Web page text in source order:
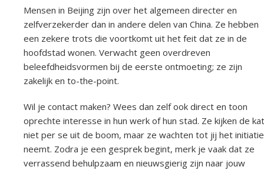
Mensen in Beijing zijn over het algemeen directer en
zelfverzekerder dan in andere delen van China. Ze hebben
een zekere trots die voortkomt uit het feit dat ze in de
hoofdstad wonen. Verwacht geen overdreven
beleefdheidsvormen bij de eerste ontmoeting; ze zijn
zakelijk en to-the-point.
Wil je contact maken? Wees dan zelf ook direct en toon
oprechte interesse in hun werk of hun stad. Ze kijken de kat
niet per se uit de boom, maar ze wachten tot jij het
neemt. Zodra je een gesprek begint, merk je vaak dat ze
verrassend behulpzaam en nieuwsgierig zijn naar jouw